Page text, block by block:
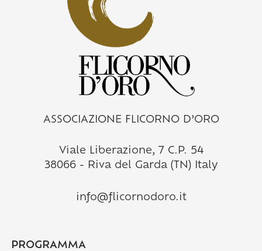
ASSOCIAZIONE FLICORNO D’ORO
Viale Liberazione, 7 C.P. 54
38066 - Riva del Garda (TN) Italy
info@flicornodoro.it
PROGRAMMA